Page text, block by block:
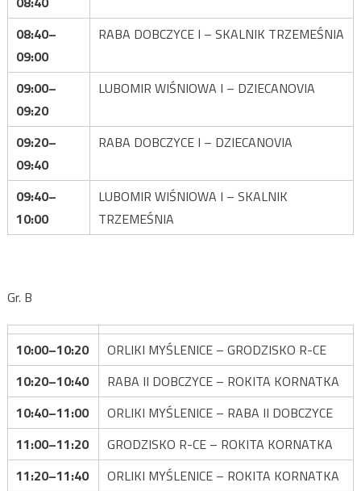
08:40–
09:00
RABA DOBCZYCE I – SKALNIK TRZEMEŚNIA
09:00–
09:20
LUBOMIR WIŚNIOWA I – DZIECANOVIA
09:20–
09:40
RABA DOBCZYCE I – DZIECANOVIA
09:40–
10:00
LUBOMIR WIŚNIOWA I – SKALNIK
TRZEMEŚNIA
Gr. B
10:00–10:20
ORLIKI MYŚLENICE – GRODZISKO R-CE
10:20–10:40
RABA II DOBCZYCE – ROKITA KORNATKA
10:40–11:00
ORLIKI MYŚLENICE – RABA II DOBCZYCE
11:00–11:20
GRODZISKO R-CE – ROKITA KORNATKA
11:20–11:40
ORLIKI MYŚLENICE – ROKITA KORNATKA